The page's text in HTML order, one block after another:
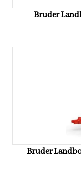
Bruder
Bruder